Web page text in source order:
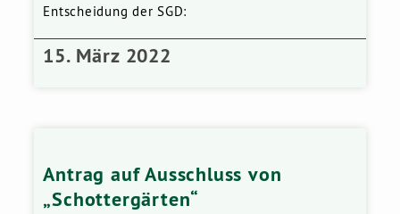
Entscheidung der SGD:
15. März 2022
Antrag auf Ausschluss von
„Schottergärten“